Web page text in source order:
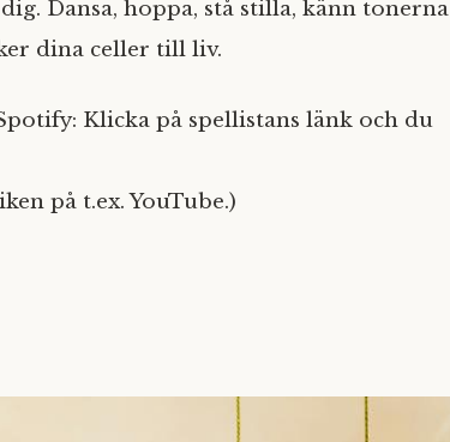
Dansa, hoppa, stå stilla, känn tonerna
dina celler till liv.
Klicka på spellistans länk och du
på t.ex. YouTube.)